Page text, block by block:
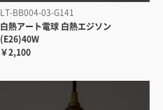
LT-BB004-03-G141
白熱アート電球 白熱エジソン
(E26)40W
￥2,100